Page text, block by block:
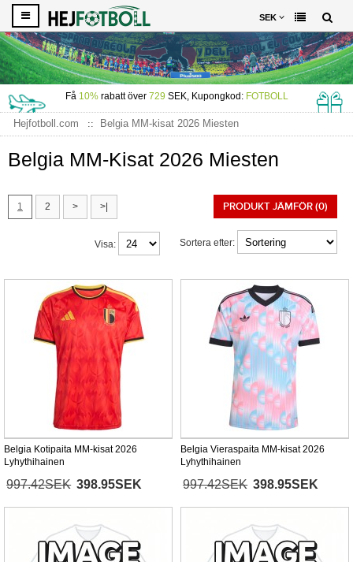
SEK
Få 10%rabatt över 729 SEK, Kupongkod: FOTBOLL
Hejfotboll.com Belgia MM-kisat 2026 Miesten
Belgia MM-Kisat 2026 Miesten
1 2 > >| PRODUKT JÄMFÖR (0)
Sortera efter:
Visa:
Belgia Kotipaita MM-kisat 2026
Lyhythihainen
997.42SEK 398.95SEK
Belgia Vieraspaita MM-kisat 2026
Lyhythihainen
997.42SEK 398.95SEK